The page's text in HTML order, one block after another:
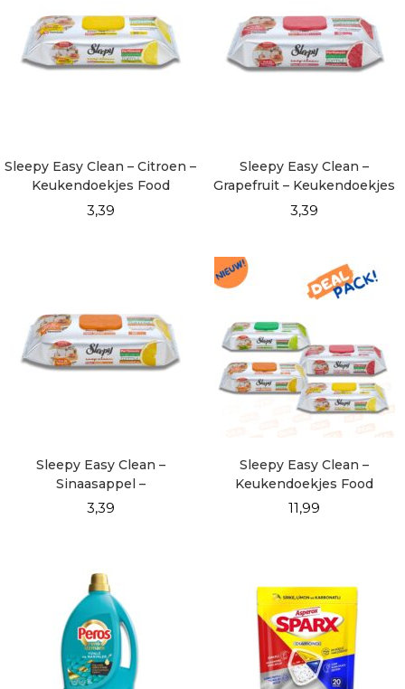
Sleepy Easy Clean – Citroen –
Keukendoekjes Food
Contact – 50 Vellen
3,39
Sleepy Easy Clean –
Grapefruit – Keukendoekjes
Food Contact – 50 Vellen
3,39
Sleepy Easy Clean –
Sinaasappel –
Keukendoekjes Food
3,39
Sleepy Easy Clean –
Keukendoekjes Food
Contact – DEALPACK!
11,99